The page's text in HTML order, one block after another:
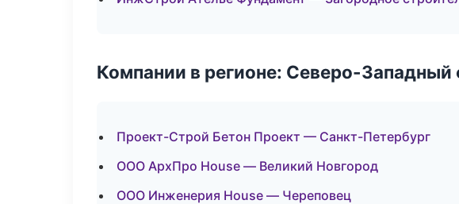
Компании в регионе: Северо-
Проект-Строй Бетон Проект — Санкт-Петербург
ООО АрхПро House — Великий Новгород
ООО Инженерия House — Череповец